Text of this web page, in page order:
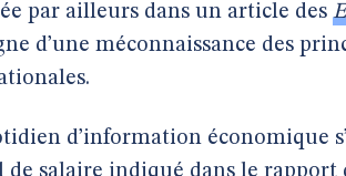
par ailleurs dans un article des
d’une méconnaissance des
d’information économique
de salaire indiqué dans le rapport